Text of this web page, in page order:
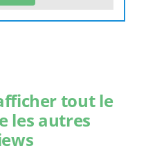
tout le
les autres